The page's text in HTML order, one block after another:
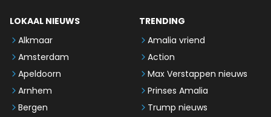
LOKAAL NIEUWS
Alkmaar
Amsterdam
Apeldoorn
Arnhem
Bergen
TRENDING
Amalia vriend
Action
Max Verstappen nieuws
Prinses Amalia
Trump nieuws